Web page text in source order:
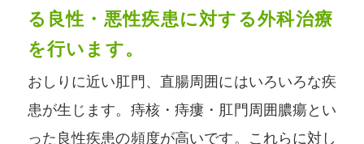
る良性・悪性疾患に対する外科治療
を行います。
おしりに近い肛門、直腸周囲にはいろいろな疾
患が生じます。痔核・痔瘻・肛門周囲膿瘍とい
った良性疾患の頻度が高いです。これらに対し